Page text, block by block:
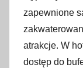
zapewnione
atrakcje. W
dostęp do